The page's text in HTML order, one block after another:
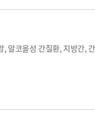
알코올성 간질환, 지방간,